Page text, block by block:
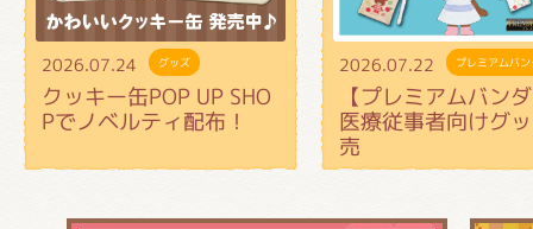
2026.07.24 グッズ
クッキー缶POP UP SHO
Pでノベルティ配布！
2026.07.22 プレミアムバ
【プレミアムバン
医療従事者向けグ
売